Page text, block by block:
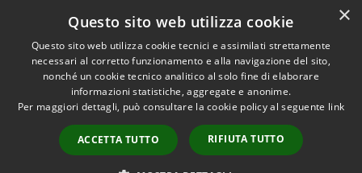
Whistleblowing
Accessibilità
Copyright © 2026 • Comune di
Certaldo • Powered by
Municipium•
Accesso
redazione
×
Questo sito web utilizza cookie
Questo sito web utilizza cookie tecnici e assimilati strettamente
necessari al corretto funzionamento e alla navigazione del sito,
nonché un cookie tecnico analitico al solo fine di elaborare
informazioni statistiche, aggregate e anonime.
Per maggiori dettagli, può consultare la cookie policy al seguente link
ACCETTA TUTTO RIFIUTA TUTTO